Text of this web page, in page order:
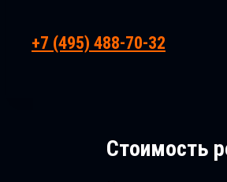
+7 (495) 488-70-32
Стоимость